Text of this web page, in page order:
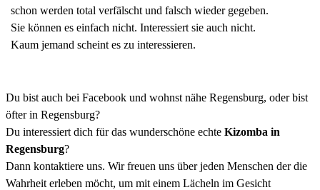
schon werden total verfälscht und falsch wieder gegeben.
Sie können es einfach nicht. Interessiert sie auch nicht.
Kaum jemand scheint es zu interessieren.
Du bist auch bei Facebook und wohnst nähe Regensburg, oder bist
öfter in Regensburg?
Du interessiert dich für das wunderschöne echte Kizomba in
Regensburg?
Dann kontaktiere uns. Wir freuen uns über jeden Menschen der die
Wahrheit erleben möcht, um mit einem Lächeln im Gesicht